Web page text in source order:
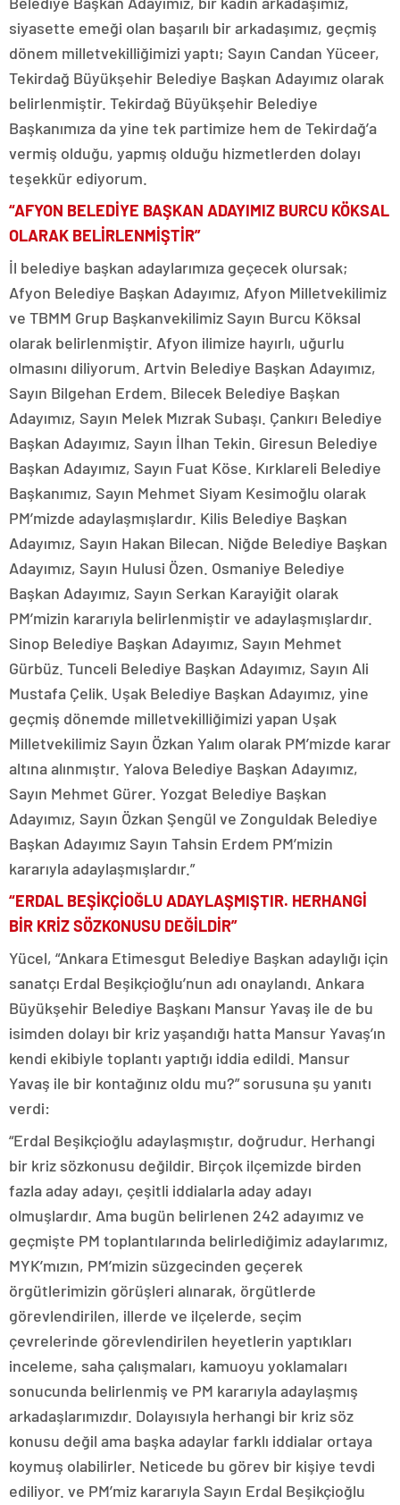
siyasette emeği olan başarılı bir arkadaşımız, geçmiş
dönem milletvekilliğimizi yaptı; Sayın Candan Yüceer,
Tekirdağ Büyükşehir Belediye Başkan Adayımız olarak
belirlenmiştir. Tekirdağ Büyükşehir Belediye
Başkanımıza da yine tek partimize hem de Tekirdağ’a
vermiş olduğu, yapmış olduğu hizmetlerden dolayı
teşekkür ediyorum.
“AFYON BELEDİYE BAŞKAN ADAYIMIZ BURCU KÖKSAL
OLARAK BELİRLENMİŞTİR”
İl belediye başkan adaylarımıza geçecek olursak;
Afyon Belediye Başkan Adayımız, Afyon Milletvekilimiz
ve TBMM Grup Başkanvekilimiz Sayın Burcu Köksal
olarak belirlenmiştir. Afyon ilimize hayırlı, uğurlu
olmasını diliyorum. Artvin Belediye Başkan Adayımız,
Sayın Bilgehan Erdem. Bilecek Belediye Başkan
Adayımız, Sayın Melek Mızrak Subaşı. Çankırı Belediye
Başkan Adayımız, Sayın İlhan Tekin. Giresun Belediye
Başkan Adayımız, Sayın Fuat Köse. Kırklareli Belediye
Başkanımız, Sayın Mehmet Siyam Kesimoğlu olarak
PM’mizde adaylaşmışlardır. Kilis Belediye Başkan
Adayımız, Sayın Hakan Bilecan. Niğde Belediye Başkan
Adayımız, Sayın Hulusi Özen. Osmaniye Belediye
Başkan Adayımız, Sayın Serkan Karayiğit olarak
PM’mizin kararıyla belirlenmiştir ve adaylaşmışlardır.
Sinop Belediye Başkan Adayımız, Sayın Mehmet
Gürbüz. Tunceli Belediye Başkan Adayımız, Sayın Ali
Mustafa Çelik. Uşak Belediye Başkan Adayımız, yine
geçmiş dönemde milletvekilliğimizi yapan Uşak
Milletvekilimiz Sayın Özkan Yalım olarak PM’mizde karar
altına alınmıştır. Yalova Belediye Başkan Adayımız,
Sayın Mehmet Gürer. Yozgat Belediye Başkan
Adayımız, Sayın Özkan Şengül ve Zonguldak Belediye
Başkan Adayımız Sayın Tahsin Erdem PM’mizin
kararıyla adaylaşmışlardır.”
“ERDAL BEŞİKÇİOĞLU ADAYLAŞMIŞTIR. HERHANGİ
BİR KRİZ SÖZKONUSU DEĞİLDİR”
Yücel, “Ankara Etimesgut Belediye Başkan adaylığı için
sanatçı Erdal Beşikçioğlu’nun adı onaylandı. Ankara
Büyükşehir Belediye Başkanı Mansur Yavaş ile de bu
isimden dolayı bir kriz yaşandığı hatta Mansur Yavaş’ın
kendi ekibiyle toplantı yaptığı iddia edildi. Mansur
Yavaş ile bir kontağınız oldu mu?” sorusuna şu yanıtı
verdi:
“Erdal Beşikçioğlu adaylaşmıştır, doğrudur. Herhangi
bir kriz sözkonusu değildir. Birçok ilçemizde birden
fazla aday adayı, çeşitli iddialarla aday adayı
olmuşlardır. Ama bugün belirlenen 242 adayımız ve
geçmişte PM toplantılarında belirlediğimiz adaylarımız,
MYK’mızın, PM’mizin süzgecinden geçerek
örgütlerimizin görüşleri alınarak, örgütlerde
görevlendirilen, illerde ve ilçelerde, seçim
çevrelerinde görevlendirilen heyetlerin yaptıkları
inceleme, saha çalışmaları, kamuoyu yoklamaları
sonucunda belirlenmiş ve PM kararıyla adaylaşmış
arkadaşlarımızdır. Dolayısıyla herhangi bir kriz söz
konusu değil ama başka adaylar farklı iddialar ortaya
koymuş olabilirler. Neticede bu görev bir kişiye tevdi
ediliyor. ve PM’miz kararıyla Sayın Erdal Beşikçioğlu